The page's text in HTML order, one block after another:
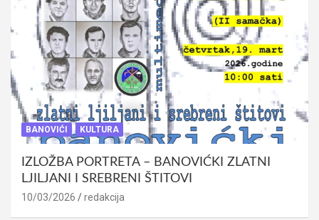
BANOVIĆI KULTURA
IZLOŽBA PORTRETA – BANOVIĆKI ZLATNI
LJILJANI I SREBRENI ŠTITOVI
10/03/2026 redakcija